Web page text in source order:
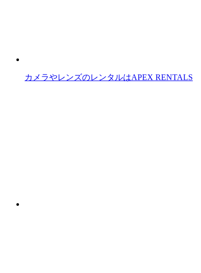
カメラやレンズのレンタルはAPEX RENTALS